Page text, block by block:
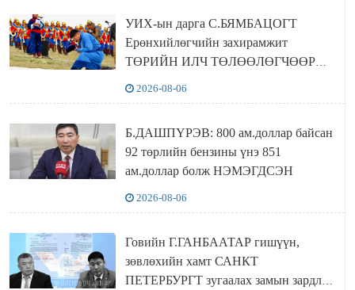
УИХ-ын дарга С.БЯМБАЦОГТ
Ерөнхийлөгчийн захирамжит
ТӨРИЙН ИЛЧ ТӨЛӨӨЛӨГЧӨӨР
2026-08-06
Б.ДАШПҮРЭВ: 800 ам.доллар байсан
92 төрлийн бензины үнэ 851
ам.доллар болж НЭМЭГДСЭН
2026-08-06
Говийн Г.ГАНБААТАР гишүүн,
зөвлөхийн хамт САНКТ
ПЕТЕРБУРГТ зугаалах замын зардлаа